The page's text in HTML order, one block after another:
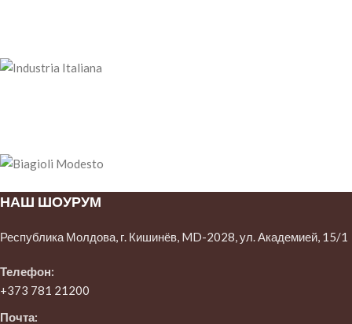
НАШ ШОУРУМ
Республика Молдова, г. Кишинёв, MD-2028, ул. Академией, 15/1
Телефон:
+373 781 21200
Почта: